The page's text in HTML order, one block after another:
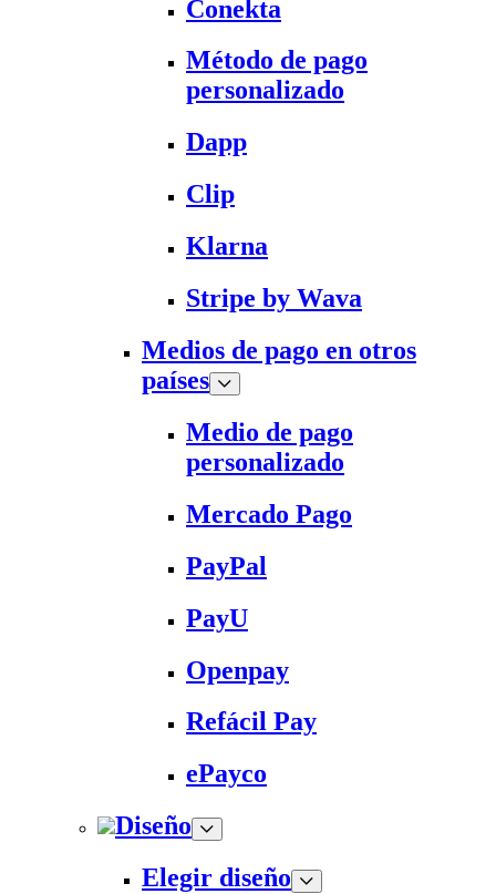
Conekta
Método de pago
personalizado
Dapp
Clip
Klarna
Stripe by Wava
Medios de pago en otros
países
Medio de pago
personalizado
Mercado Pago
PayPal
PayU
Openpay
Refácil Pay
ePayco
Diseño
Elegir diseño